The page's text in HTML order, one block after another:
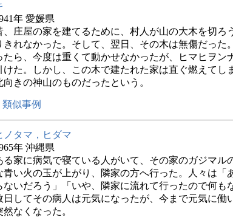
年 愛媛県
、庄屋の家を建てるために、村人が山の大木を切ろ
きれなかった。そして、翌日、その木は無傷だった
たら、今度は重くて動かせなかったが、ヒマヒヲン
けた。しかし、この木で建たれた家は直ぐ燃えてし
向きの神山のものだったという。
類似事例
ノタマ，ヒダマ
年 沖縄県
る家に病気で寝ている人がいて、その家のガジマル
青い火の玉が上がり、隣家の方へ行った。人々は「
ないだろう」「いや、隣家に流れて行ったので何も
日してその病人は元気になったが、今まで元気に働
然なくなった。